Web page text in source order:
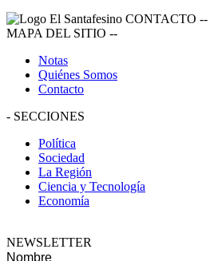
CONTACTO --
MAPA DEL SITIO --
Notas
Quiénes Somos
Contacto
- SECCIONES
Política
Sociedad
La Región
Ciencia y Tecnología
Economía
NEWSLETTER
Nombre